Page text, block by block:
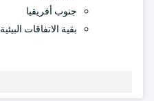
جنوب أفريقيا
بقية الاتفاقات البيئية